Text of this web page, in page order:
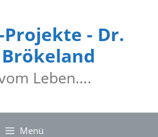
- Dr.
Leben….
Menü